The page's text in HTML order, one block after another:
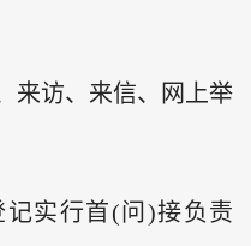
来访、来信、网上举
实行首(问)接负责